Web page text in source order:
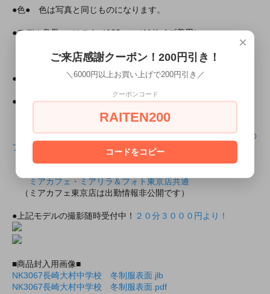
●色● 色は写真と同じものになります。
●モデル身長● にのん／160 cm（Ｍサイズ着用）
●所属
ミアカフェ東京店
ミアリラ＆フォト東京店
●ミアコスの所属モデルと上記の店舗で会えちゃいます！
・所属店舗のモデルプロフィール
にのんちゃんのミアカフェ・ミアリラ＆フォト東京店共通の
プロフィール
・出勤情報（モデルさんが出勤していれば会えるかも！？）
ミアカフェ・ミアリラ＆フォト東京店共通
（ミアカフェ東京店は出勤情報非公開です）
●上記モデルの撮影随時受付中！ ２０分３０００円より！
■商品封入用画像■
NK3067長崎大村中学校 冬制服表面.jlb
NK3067長崎大村中学校 冬制服表面.pdf
×
ご来店感謝クーポン！200円引き！
＼6000円以上お買い上げで200円引き／
クーポンコード
RAITEN200
コードをコピー